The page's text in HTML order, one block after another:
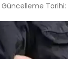
Güncelleme Tarihi: